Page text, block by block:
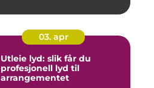
03. apr
Utleie lyd: slik får du
profesjonell lyd til
arrangementet